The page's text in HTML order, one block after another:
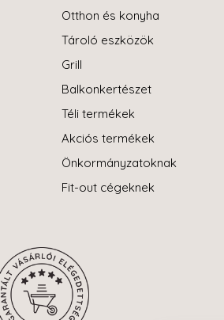
Otthon és konyha
Tároló eszközök
Grill
Balkonkertészet
Téli termékek
Akciós termékek
Önkormányzatoknak
Fit-out cégeknek